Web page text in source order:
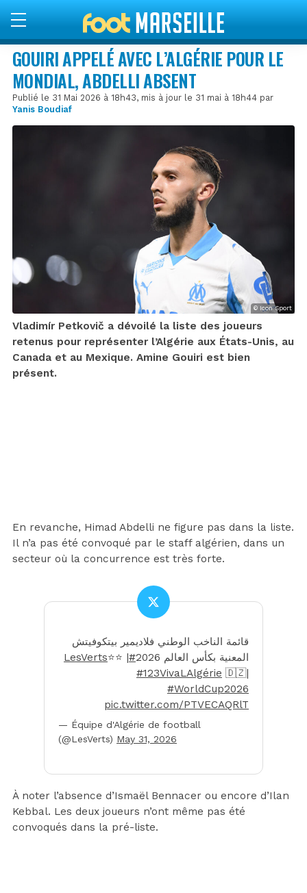
GOUIRI APPELÉ AVEC L’ALGÉRIE POUR LE
MONDIAL, ABDELLI ABSENT
Publié le 31 Mai 2026 à 18h43, mis à jour le 31 mai à 18h44 par
Yanis Boudiaf
© Icon Sport
Vladimír Petkovič a dévoilé la liste des joueurs
retenus pour représenter l’Algérie aux États-Unis, au
Canada et au Mexique. Amine Gouiri est bien
présent.
En revanche, Himad Abdelli ne figure pas dans la liste.
Il n’a pas été convoqué par le staff algérien, dans un
secteur où la concurrence est très forte.
قائمة الناخب الوطني فلاديمير بيتكوفيتش
المعنية بكأس العالم 2026
#LesVerts
⭐️⭐️ |
#123VivaLAlgérie 🇩🇿|
#WorldCup2026
pic.twitter.com/PTVECAQRlT
— Équipe d'Algérie de football
(@LesVerts) May 31, 2026
À noter l’absence d’Ismaël Bennacer ou encore d’Ilan
Kebbal. Les deux joueurs n’ont même pas été
convoqués dans la pré-liste.